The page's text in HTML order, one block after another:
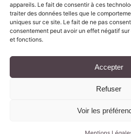
appareils. Le fait de consentir à ces
traiter des données telles que le
uniques sur ce site. Le fait de ne pas
consentement peut avoir un effet négatif
et fonctions.
Accepter
Refuser
Voir les
Sylvie